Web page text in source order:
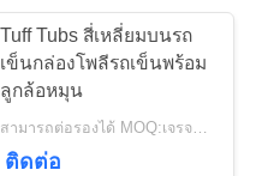
ระบอก
31
Tuff Tubs สี่เหลี่ยมบนรถ
เข็นกล่องโพลีรถเข็นพร้อม
ลูกล้อหมุน
สามารถต่อรองได้ MOQ:เจรจาต่อรอง
ติดต่อ